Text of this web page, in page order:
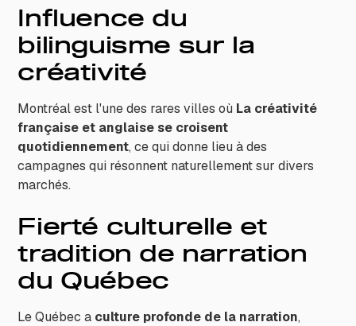
Influence du
bilinguisme sur la
créativité
Montréal est l'une des rares villes où La créativité
française et anglaise se croisent
quotidiennement, ce qui donne lieu à des
campagnes qui résonnent naturellement sur divers
marchés.
Fierté culturelle et
tradition de narration
du Québec
Le Québec a culture profonde de la narration,